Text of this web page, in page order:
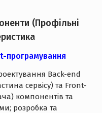
(Профільні
програмування
Back-end
сервісу) та Front-
компонентів та
розробка та